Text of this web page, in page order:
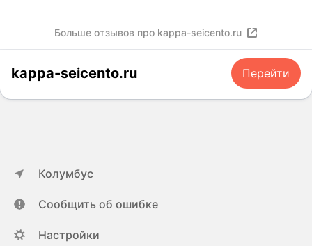
Больше отзывов про kappa-seicento.ru
kappa-seicento.ru Перейти
Колумбус
Сообщить об ошибке
Настройки